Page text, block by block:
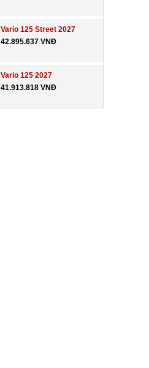
Vario 125 Street 2027
42.895.637 VNĐ
Vario 125 2027
41.913.818 VNĐ